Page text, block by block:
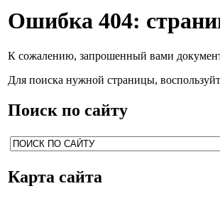
Ошибка 404:
К сожалению, запрошенный вами
Для поиска нужной страницы,
Поиск по сайту
Карта сайта